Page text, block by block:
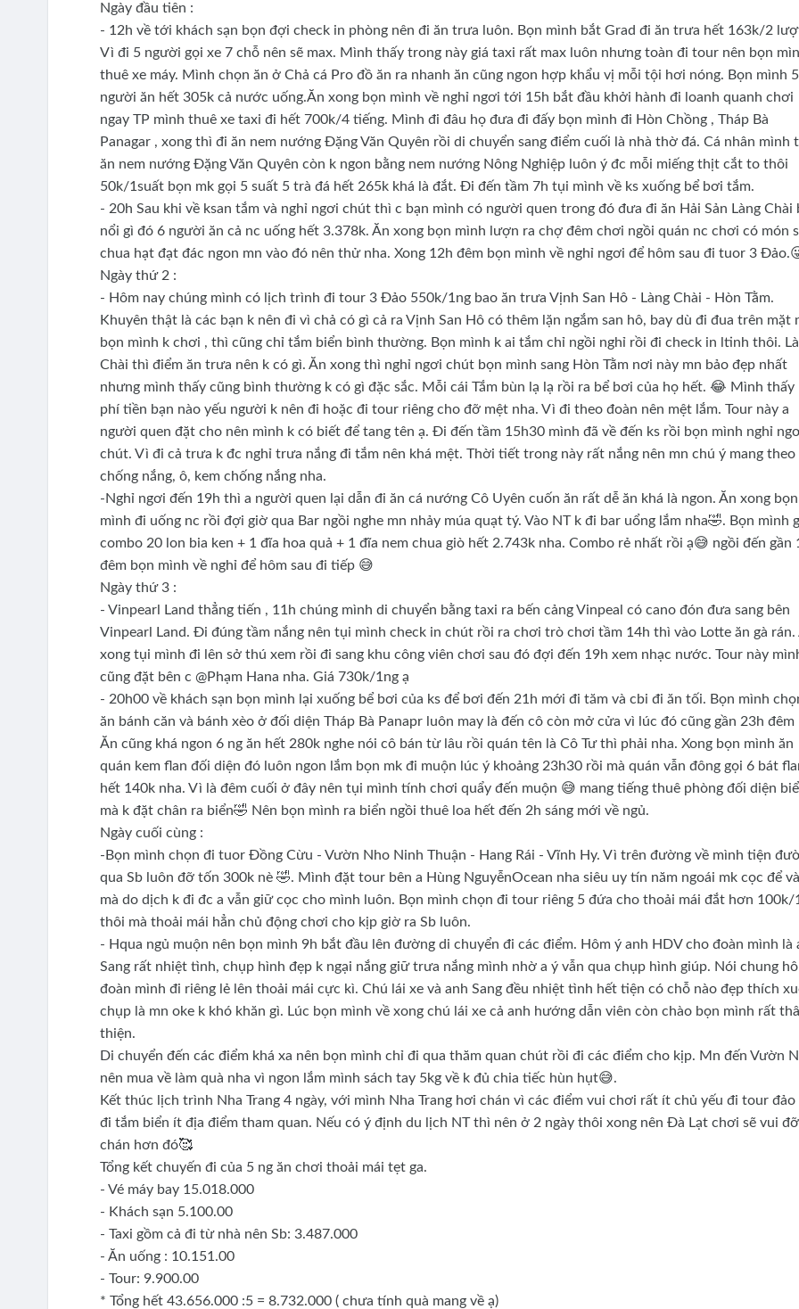
Ngày đầu tiên :
- 12h về tới khách sạn bọn đợi check in phòng nên đi ăn trưa luôn. Bọn mình bắt Grad đi ăn trưa hết 163k/2
Vì đi 5 người gọi xe 7 chỗ nên sẽ max. Mình thấy trong này giá taxi rất max luôn nhưng toàn đi tour nên bọn
thuê xe máy. Mình chọn ăn ở Chả cá Pro đồ ăn ra nhanh ăn cũng ngon hợp khẩu vị mỗi tội hơi nóng. Bọn mình 5
người ăn hết 305k cả nước uống.Ăn xong bọn mình về nghỉ ngơi tới 15h bắt đầu khởi hành đi loanh quanh chơi
ngay TP mình thuê xe taxi đi hết 700k/4 tiếng. Mình đi đâu họ đưa đi đấy bọn mình đi Hòn Chồng , Tháp Bà
Panagar , xong thì đi ăn nem nướng Đặng Văn Quyên rồi di chuyển sang điểm cuối là nhà thờ đá. Cá nhân mình
ăn nem nướng Đặng Văn Quyên còn k ngon bằng nem nướng Nông Nghiệp luôn ý đc mỗi miếng thịt cắt to thôi
50k/1suất bọn mk gọi 5 suất 5 trà đá hết 265k khá là đắt. Đi đến tầm 7h tụi mình về ks xuống bể bơi tắm.
- 20h Sau khi về ksan tắm và nghỉ ngơi chút thì c bạn mình có người quen trong đó đưa đi ăn Hải Sản Làng Chài
nổi gì đó 6 người ăn cả nc uống hết 3.378k. Ăn xong bọn mình lượn ra chợ đêm chơi ngồi quán nc chơi có món
chua hạt đạt đác ngon mn vào đó nên thử nha. Xong 12h đêm bọn mình về nghỉ ngơi để hôm sau đi tuor 3
Ngày thứ 2 :
- Hôm nay chúng mình có lịch trình đi tour 3 Đảo 550k/1ng bao ăn trưa Vịnh San Hô - Làng Chài - Hòn Tằm.
Khuyên thật là các bạn k nên đi vì chả có gì cả ra Vịnh San Hô có thêm lặn ngắm san hô, bay dù đi đua trên mặt
bọn mình k chơi , thì cũng chỉ tắm biển bình thường. Bọn mình k ai tắm chỉ ngồi nghỉ rồi đi check in ltinh thôi.
Chài thì điểm ăn trưa nên k có gì. Ăn xong thì nghỉ ngơi chút bọn mình sang Hòn Tằm nơi này mn bảo đẹp nhất
nhưng mình thấy cũng bình thường k có gì đặc sắc. Mỗi cái Tắm bùn lạ lạ rồi ra bể bơi của họ hết. 😂 Mình thấy
phí tiền bạn nào yếu người k nên đi hoặc đi tour riêng cho đỡ mệt nha. Vì đi theo đoàn nên mệt lắm. Tour này a
người quen đặt cho nên mình k có biết để tang tên ạ. Đi đến tầm 15h30 mình đã về đến ks rồi bọn mình nghỉ
chút. Vì đi cả trưa k đc nghỉ trưa nắng đi tắm nên khá mệt. Thời tiết trong này rất nắng nên mn chú ý mang theo
chống nắng, ô, kem chống nắng nha.
-Nghỉ ngơi đến 19h thì a người quen lại dẫn đi ăn cá nướng Cô Uyên cuốn ăn rất dễ ăn khá là ngon. Ăn xong bọn
mình đi uống nc rồi đợi giờ qua Bar ngồi nghe mn nhảy múa quạt tý. Vào NT k đi bar uổng lắm nha🤣. Bọn mình
combo 20 lon bia ken + 1 đĩa hoa quả + 1 đĩa nem chua giò hết 2.743k nha. Combo rẻ nhất rồi ạ😅 ngồi đến gần
đêm bọn mình về nghỉ để hôm sau đi tiếp 😅
Ngày thứ 3 :
- Vinpearl Land thẳng tiến , 11h chúng mình di chuyển bằng taxi ra bến cảng Vinpeal có cano đón đưa sang bên
Vinpearl Land. Đi đúng tầm nắng nên tụi mình check in chút rồi ra chơi trò chơi tầm 14h thì vào Lotte ăn gà rán.
xong tụi mình đi lên sở thú xem rồi đi sang khu công viên chơi sau đó đợi đến 19h xem nhạc nước. Tour này
cũng đặt bên c @Phạm Hana nha. Giá 730k/1ng ạ
- 20h00 về khách sạn bọn mình lại xuống bể bơi của ks để bơi đến 21h mới đi tăm và cbi đi ăn tối. Bọn mình
ăn bánh căn và bánh xèo ở đối diện Tháp Bà Panapr luôn may là đến cô còn mở cửa vì lúc đó cũng gần 23h đêm
Ăn cũng khá ngon 6 ng ăn hết 280k nghe nói cô bán từ lâu rồi quán tên là Cô Tư thì phải nha. Xong bọn mình ăn
quán kem flan đối diện đó luôn ngon lắm bọn mk đi muộn lúc ý khoảng 23h30 rồi mà quán vẫn đông gọi 6 bát
hết 140k nha. Vì là đêm cuối ở đây nên tụi mình tính chơi quẩy đến muộn 😅 mang tiếng thuê phòng đối diện
mà k đặt chân ra biển🤣 Nên bọn mình ra biển ngồi thuê loa hết đến 2h sáng mới về ngủ.
Ngày cuối cùng :
-Bọn mình chọn đi tuor Đồng Cừu - Vườn Nho Ninh Thuận - Hang Rái - Vĩnh Hy. Vì trên đường về mình tiện
qua Sb luôn đỡ tốn 300k nè 🤣. Mình đặt tour bên a Hùng NguyễnOcean nha siêu uy tín năm ngoái mk cọc để
mà do dịch k đi đc a vẫn giữ cọc cho mình luôn. Bọn mình chọn đi tour riêng 5 đứa cho thoải mái đắt hơn 100k/
thôi mà thoải mái hẳn chủ động chơi cho kịp giờ ra Sb luôn.
- Hqua ngủ muộn nên bọn mình 9h bắt đầu lên đường di chuyển đi các điểm. Hôm ý anh HDV cho đoàn mình là
Sang rất nhiệt tình, chụp hình đẹp k ngại nắng giữ trưa nắng mình nhờ a ý vẫn qua chụp hình giúp. Nói chung
đoàn mình đi riêng lẻ lên thoải mái cực kì. Chú lái xe và anh Sang đều nhiệt tình hết tiện có chỗ nào đẹp thích
chụp là mn oke k khó khăn gì. Lúc bọn mình về xong chú lái xe cả anh hướng dẫn viên còn chào bọn mình rất
thiện.
Di chuyển đến các điểm khá xa nên bọn mình chỉ đi qua thăm quan chút rồi đi các điểm cho kịp. Mn đến Vườn
nên mua về làm quà nha vì ngon lắm mình sách tay 5kg về k đủ chia tiếc hùn hụt😅.
Kết thúc lịch trình Nha Trang 4 ngày, với mình Nha Trang hơi chán vì các điểm vui chơi rất ít chủ yếu đi tour đảo
đi tắm biển ít địa điểm tham quan. Nếu có ý định du lịch NT thì nên ở 2 ngày thôi xong nên Đà Lạt chơi sẽ vui đỡ
chán hơn đó🥰
Tổng kết chuyến đi của 5 ng ăn chơi thoải mái tẹt ga.
- Vé máy bay 15.018.000
- Khách sạn 5.100.00
- Taxi gồm cả đi từ nhà nên Sb: 3.487.000
- Ăn uống : 10.151.00
- Tour: 9.900.00
* Tổng hết 43.656.000 :5 = 8.732.000 ( chưa tính quà mang về ạ)